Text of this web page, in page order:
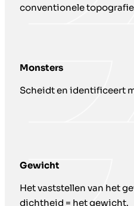
conventionele
Monsters
Scheidt en identificeert
Gewicht
Het vaststellen van het
dichtheid = het gewicht.